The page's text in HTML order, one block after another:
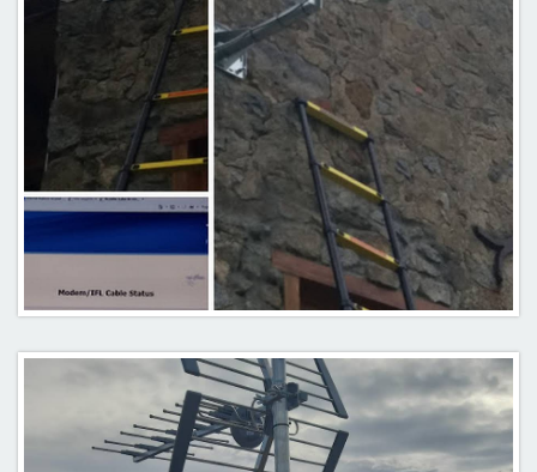
Pose parabole pour Nordnet